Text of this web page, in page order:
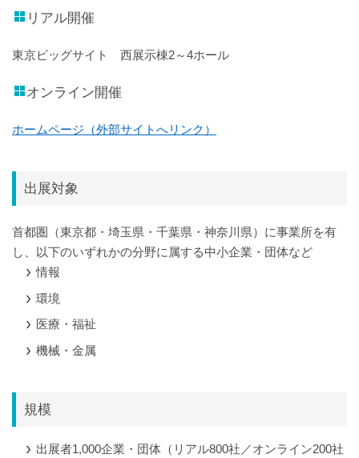
リアル開催
東京ビッグサイト 西展示棟2～4ホール
オンライン開催
ホームページ（外部サイトへリンク）
出展対象
首都圏（東京都・埼玉県・千葉県・神奈川県）に事業所を有
し、以下のいずれかの分野に属する中小企業・団体など
情報
環境
医療・福祉
機械・金属
規模
出展者1,000企業・団体（リアル800社／オンライン200社